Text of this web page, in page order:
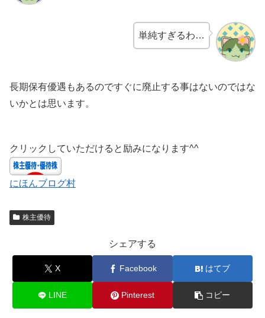
単純すぎるわ…
長期保有優遇もあるのですぐに廃止する事はないのではな
いかとは思います。
クリックしていただけると励みになります^^
にほんブログ村
株主優待
シェアする
X Facebook はてブ
LINE Pinterest コピー